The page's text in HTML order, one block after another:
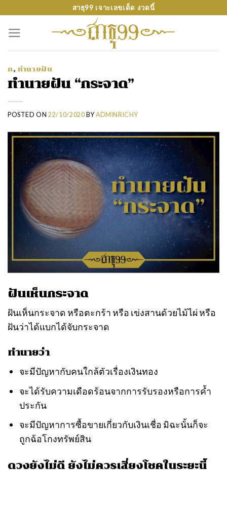
content
สาธุ99 เจาะเลขเด็ด งวดนี้
ก, ทำนายฝัน
ทำนายฝัน “กระจาด”
POSTED ON22/10/2020 BY ADMINRICHY
ฝันเห็นกระจาด
ฝันเห็นกระจาด หรือตะกร้า หรือ เข่งสานด้วยไม้ไผ่ หรือ
ฝันว่าได้แบกได้จับกระจาด
ทํานายว่า
จะมีปัญหากับคนใกล้ตัวเรื่องเงินทอง
จะได้รับความเดือดร้อนจากการรับรองหรือการค้ำ
ประกัน
จะมีปัญหาการซื้อขายเกี่ยวกับเงินเชื่อ มิฉะนั้นก็จะ
ถูกฉ้อโกงทรัพย์สิน
ดวงยังไม่ดี ยังไม่ควรเสี่ยงโชคในระยะนี้